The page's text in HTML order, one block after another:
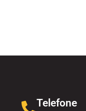
Telefone